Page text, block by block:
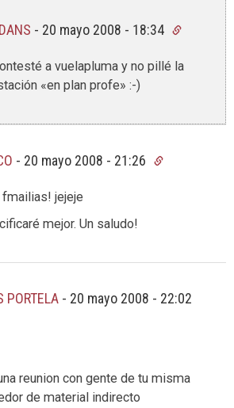
- 20 mayo 2008 - 18:34
a vuelapluma y no pillé la
«en plan profe» :-)
- 20 mayo 2008 - 21:26
jejeje
mejor. Un saludo!
PORTELA - 20 mayo 2008 - 22:02
reunion con gente de tu misma
de material indirecto